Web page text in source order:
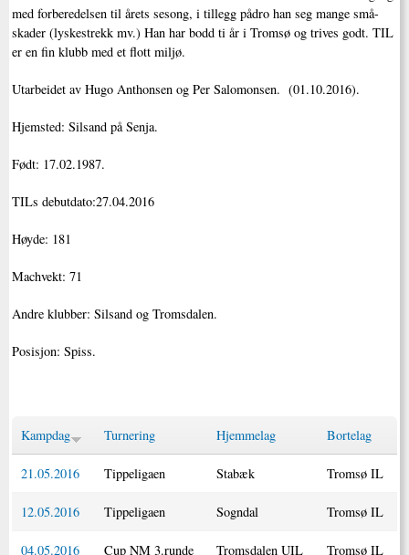
med forberedelsen til årets sesong, i tillegg pådro han seg mange små-
skader (lyskestrekk mv.) Han har bodd ti år i Tromsø og trives godt. TIL
er en fin klubb med et flott miljø.
Utarbeidet av Hugo Anthonsen og Per Salomonsen. (01.10.2016).
Hjemsted: Silsand på Senja.
Født: 17.02.1987.
TILs debutdato:27.04.2016
Høyde: 181
Machvekt: 71
Andre klubber: Silsand og Tromsdalen.
Posisjon: Spiss.
Kampdag Turnering Hjemmelag Bortelag
21.05.2016 Tippeligaen Stabæk Tromsø IL
12.05.2016 Tippeligaen Sogndal Tromsø IL
04.05.2016 Cup NM 3.runde Tromsdalen UIL Tromsø IL